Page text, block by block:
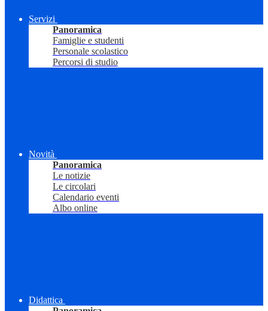
Servizi
Panoramica
Famiglie e studenti
Personale scolastico
Percorsi di studio
Novità
Panoramica
Le notizie
Le circolari
Calendario eventi
Albo online
Didattica